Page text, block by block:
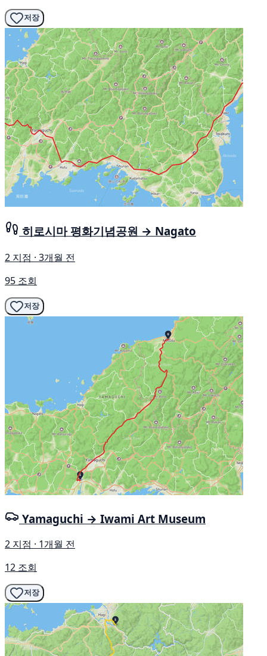
저장
히로시마 평화기념공원 → Nagato
2 지점 · 3개월 전
95 조회
저장
Yamaguchi → Iwami Art Museum
2 지점 · 1개월 전
12 조회
저장